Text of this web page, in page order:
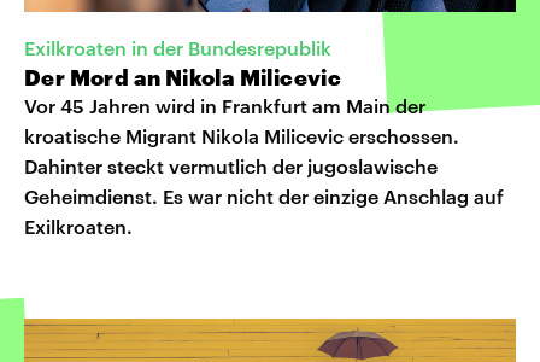
Exilkroaten in der Bundesrepublik
Der Mord an Nikola Milicevic
Vor 45 Jahren wird in Frankfurt am Main der
kroatische Migrant Nikola Milicevic erschossen.
Dahinter steckt vermutlich der jugoslawische
Geheimdienst. Es war nicht der einzige Anschlag auf
Exilkroaten.